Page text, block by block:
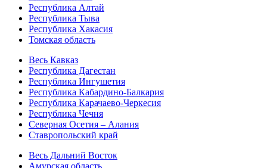
Республика Алтай
Республика Тыва
Республика Хакасия
Томская область
Весь Кавказ
Республика Дагестан
Республика Ингушетия
Республика Кабардино-Балкария
Республика Карачаево-Черкесия
Республика Чечня
Северная Осетия – Алания
Ставропольский край
Весь Дальний Восток
Амурская область